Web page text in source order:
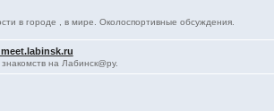
в городе , в мире. Околоспортивные обсуждения.
на Лабинск@ру.